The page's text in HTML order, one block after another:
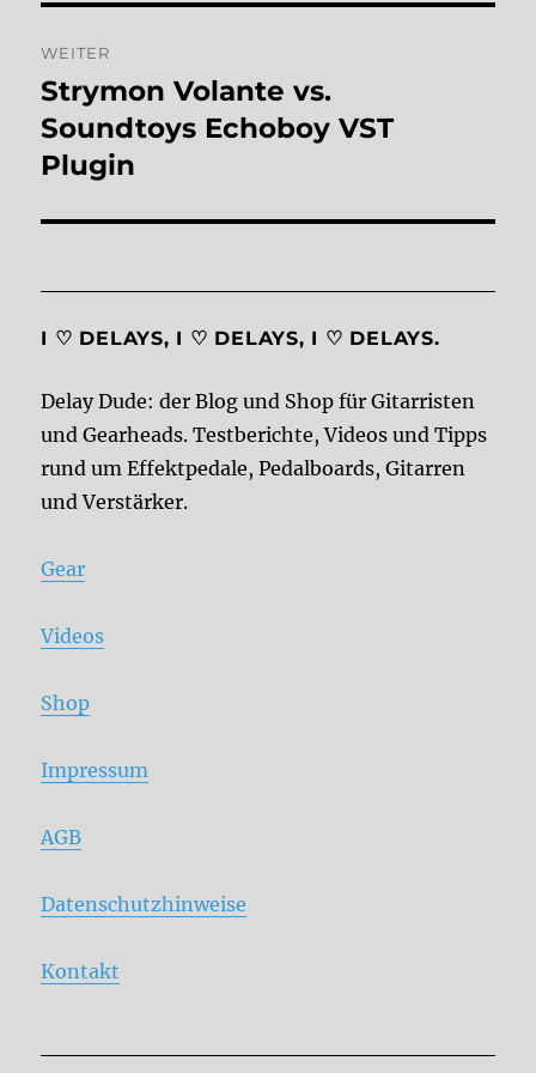
WEITER
Nächster
Beitrag:
Strymon Volante vs.
Soundtoys Echoboy VST
Plugin
I ♡ DELAYS, I ♡ DELAYS, I ♡ DELAYS.
Delay Dude: der Blog und Shop für Gitarristen
und Gearheads. Testberichte, Videos und Tipps
rund um Effektpedale, Pedalboards, Gitarren
und Verstärker.
Gear
Videos
Shop
Impressum
AGB
Datenschutzhinweise
Kontakt